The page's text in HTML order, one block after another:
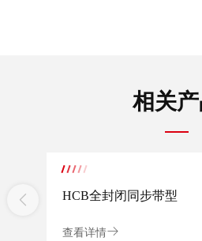
相关
HCB全封闭同步带型
查看详情